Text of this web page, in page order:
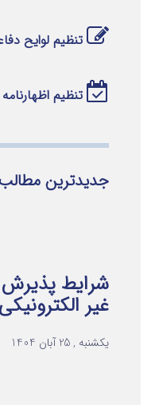
تنظیم لوایح
تنظیم
جدیدترین
شرایط
غیر الکترونیکی
یکشنبه , 25 آبان 1404